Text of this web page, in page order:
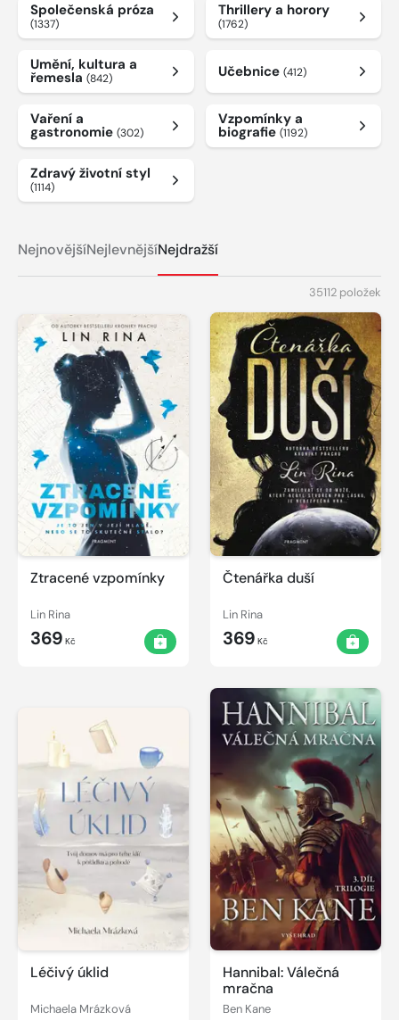
Společenská próza
(1337)
Thrillery a horory
(1762)
Umění, kultura a
řemesla (842) Učebnice (412)
Vaření a
gastronomie (302)
Vzpomínky a
biografie (1192)
Zdravý životní styl
(1114)
NejnovějšíNejlevnějšíNejdražší
35112 položek
Ztracené vzpomínky
Lin Rina
369 Kč
Čtenářka duší
Lin Rina
369 Kč
Léčivý úklid
Michaela Mrázková
Hannibal: Válečná
mračna
Ben Kane